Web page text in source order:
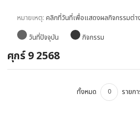
หมายเหตุ: คลิกที่วันที่เพื่อแสดงผลกิจกรรมต่า
วันที่ปัจจุบัน
กิจกรรม
ศุกร์ 9 2568
ทั้งหมด 0 รายก